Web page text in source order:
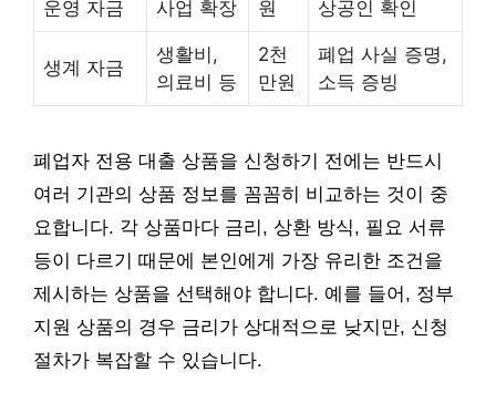
운영 자금
사업 확장
원
상공인 확인
생계 자금
생활비,
의료비 등
2천
만원
폐업 사실 증명,
소득 증빙
폐업자 전용 대출 상품을 신청하기 전에는 반드시
여러 기관의 상품 정보를 꼼꼼히 비교하는 것이 중
요합니다. 각 상품마다 금리, 상환 방식, 필요 서류
등이 다르기 때문에 본인에게 가장 유리한 조건을
제시하는 상품을 선택해야 합니다. 예를 들어, 정부
지원 상품의 경우 금리가 상대적으로 낮지만, 신청
절차가 복잡할 수 있습니다.